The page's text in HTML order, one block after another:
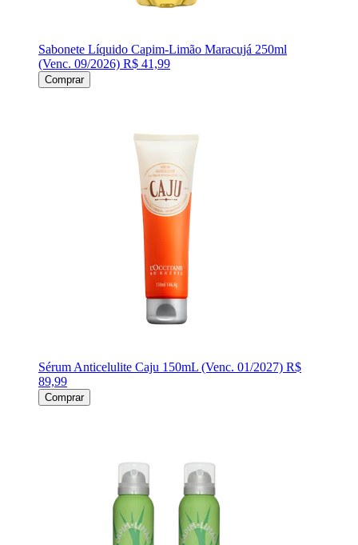
Sabonete Líquido Capim-Limão Maracujá 250ml
(Venc. 09/2026) R$ 41,99
Comprar
Sérum Anticelulite Caju 150mL (Venc. 01/2027) R$
89,99
Comprar